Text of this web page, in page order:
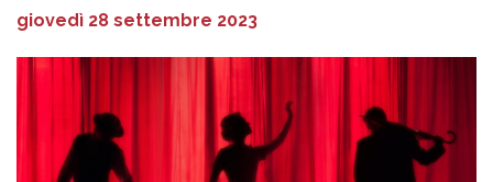
giovedì 28 settembre 2023